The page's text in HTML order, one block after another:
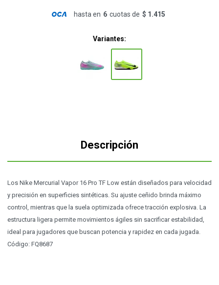
hasta en 6 cuotas de $ 1.415
Variantes:
Descripción
Los Nike Mercurial Vapor 16 Pro TF Low están diseñados para velocidad
y precisión en superficies sintéticas. Su ajuste ceñido brinda máximo
control, mientras que la suela optimizada ofrece tracción explosiva. La
estructura ligera permite movimientos ágiles sin sacrificar estabilidad,
ideal para jugadores que buscan potencia y rapidez en cada jugada.
Código: FQ8687